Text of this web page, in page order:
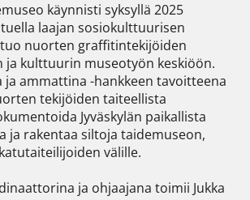
käynnisti syksyllä 2025
laajan sosiokulttuurisen
nuorten graffitintekijöiden
ja kulttuurin museotyön keskiöön.
ammattina -hankkeen tavoitteena
tekijöiden taiteellista
Jyväskylän paikallista
ja rakentaa siltoja taidemuseon,
välille.
ja ohjaajana toimii Jukka